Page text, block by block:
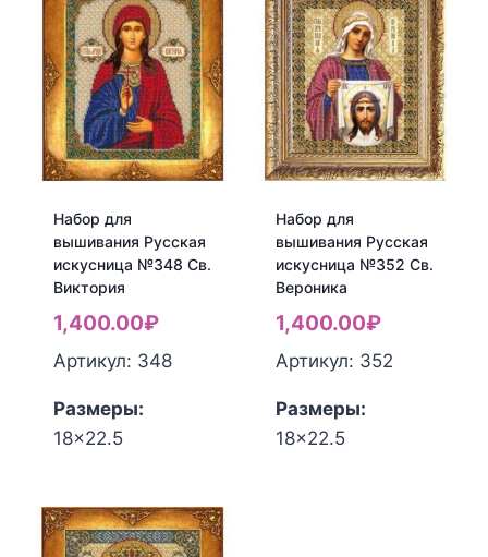
для
вышивания
Русская
искусница
№339
Св.
Инна
для
вышивания
Русская
искусница
№346
Св.
Иоанн
Воин
Набор для
вышивания Русская
искусница №348 Св.
Виктория
1,400.00₽
Артикул: 348
Набор
для
Размеры:
18x22.5
Набор для
вышивания Русская
искусница №352 Св.
Вероника
1,400.00₽
Артикул: 352
Размеры:
18x22.5